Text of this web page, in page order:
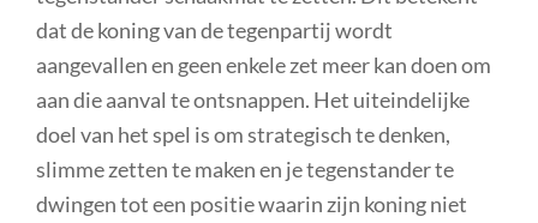
dat de koning van de tegenpartij wordt
aangevallen en geen enkele zet meer kan doen om
aan die aanval te ontsnappen. Het uiteindelijke
doel van het spel is om strategisch te denken,
slimme zetten te maken en je tegenstander te
dwingen tot een positie waarin zijn koning niet